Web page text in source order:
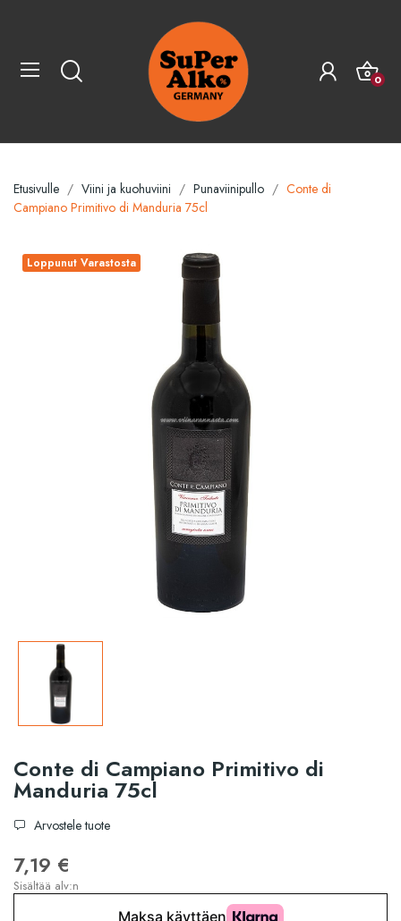
0
Etusivulle Viini ja kuohuviini Punaviinipullo
Conte di
Campiano Primitivo di Manduria 75cl
Loppunut Varastosta
Conte di Campiano Primitivo di
Manduria 75cl
Arvostele tuote
7,19 €
Sisältää alv:n